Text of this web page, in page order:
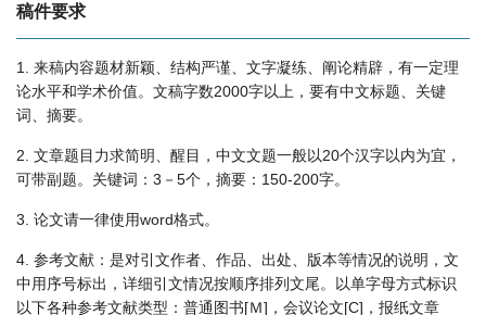
稿件要求
1. 来稿内容题材新颖、结构严谨、文字凝练、阐论精辟，有一定理
论水平和学术价值。文稿字数2000字以上，要有中文标题、关键
词、摘要。
2. 文章题目力求简明、醒目，中文文题一般以20个汉字以内为宜，
可带副题。关键词：3－5个，摘要：150-200字。
3. 论文请一律使用word格式。
4. 参考文献：是对引文作者、作品、出处、版本等情况的说明，文
中用序号标出，详细引文情况按顺序排列文尾。以单字母方式标识
以下各种参考文献类型：普通图书[Ｍ]，会议论文[C]，报纸文章